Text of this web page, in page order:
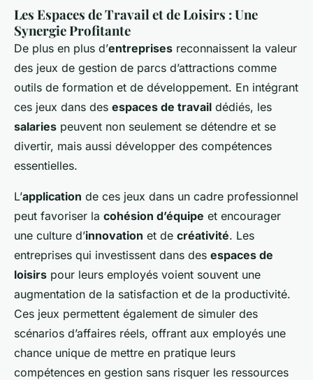
Les Espaces de Travail et de Loisirs : Une
Synergie Profitante
De plus en plus d’entreprises reconnaissent la valeur
des jeux de gestion de parcs d’attractions comme
outils de formation et de développement. En intégrant
ces jeux dans des espaces de travail dédiés, les
salaries peuvent non seulement se détendre et se
divertir, mais aussi développer des compétences
essentielles.
L’application de ces jeux dans un cadre professionnel
peut favoriser la cohésion d’équipe et encourager
une culture d’innovation et de créativité. Les
entreprises qui investissent dans des espaces de
loisirs pour leurs employés voient souvent une
augmentation de la satisfaction et de la productivité.
Ces jeux permettent également de simuler des
scénarios d’affaires réels, offrant aux employés une
chance unique de mettre en pratique leurs
compétences en gestion sans risquer les ressources